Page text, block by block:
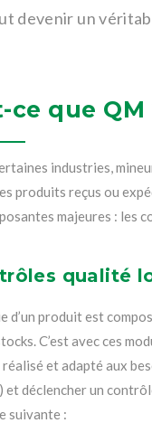
devenir un
ce que QM
industries,
produits reçus ou
majeures : les
qualité
d’un produit est
C’est avec ces
et adapté aux
déclencher un
suivante :